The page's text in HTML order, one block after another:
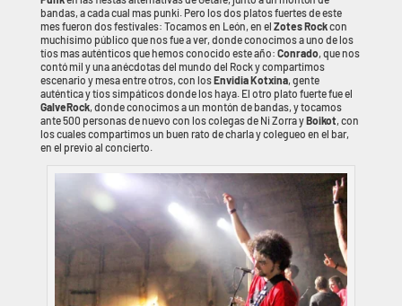
bandas, a cada cual mas punki. Pero los dos platos fuertes de este
mes fueron dos festivales: Tocamos en León, en el Zotes Rockcon
muchísimo público que nos fue a ver, donde conocimos a uno de los
tíos mas auténticos que hemos conocido este año: Conrado, que nos
contó mil y una anécdotas del mundo del Rock y compartimos
escenario y mesa entre otros, con losEnvidia Kotxina, gente
auténtica y tíos simpáticos donde los haya. El otro plato fuerte fue el
GalveRock, donde conocimos a un montón de bandas, y tocamos
ante 500 personas de nuevo con los colegas de Ni Zorra yBoikot, con
los cuales compartimos un buen rato de charla y colegueo en el bar,
en el previo al concierto.